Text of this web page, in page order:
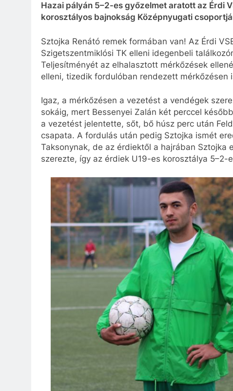
Hazai pályán 5–2-es győzelmet aratott az Érdi
korosztályos bajnokság Középnyugati
Sztojka Renátó remek formában van! Az Érdi
Szigetszentmiklósi TK elleni idegenbeli
Teljesítményét az elhalasztott mérkőzések
elleni, tizedik fordulóban rendezett mérkőzésen
Igaz, a mérkőzésen a vezetést a vendégek
sokáig, mert Bessenyei Zalán két perccel
a vezetést jelentette, sőt, bő húsz perc után
csapata. A fordulás után pedig Sztojka ismét
Taksonynak, de az érdiektől a hajrában Sztojka
szerezte, így az érdiek U19-es korosztálya 5–2-